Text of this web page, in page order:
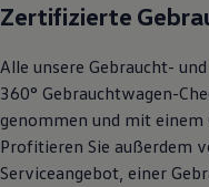
Zertifizierte
Alle unsere Gebraucht-
360° Gebrauchtwagen-
genommen und mit
Profitieren Sie außerdem
Serviceangebot, einer